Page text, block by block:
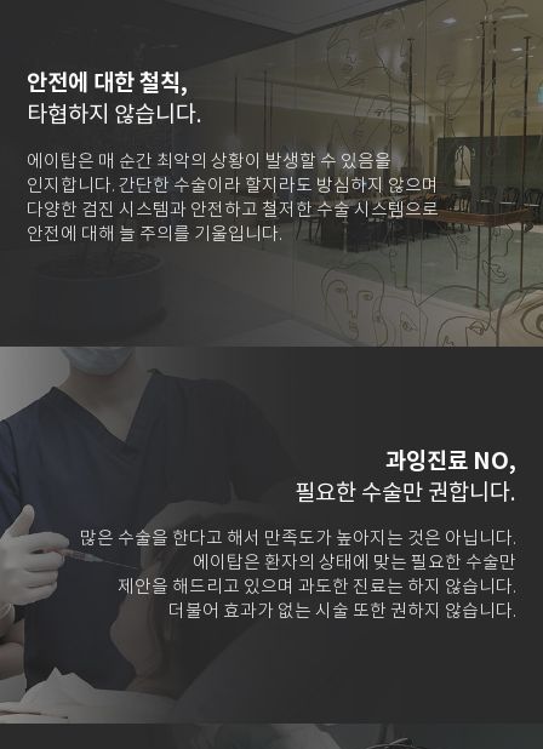
안전에 대한 철칙,
타협하지 않습니다.
에이탑은 매 순간 최악의 상황이 발생할 수 있음을
인지합니다. 간단한 수술이라 할지라도 방심하지 않으며
다양한 검진 시스템과 안전하고 철저한 수술 시스템으로
안전에 대해 늘 주의를 기울입니다.
과잉진료 NO,
필요한 수술만 권합니다.
많은 수술을 한다고 해서 만족도가 높아지는 것은 아닙니다.
에이탑은 환자의 상태에 맞는 필요한 수술만
제안을 해드리고 있으며 과도한 진료는 하지 않습니다.
더불어 효과가 없는 시술 또한 권하지 않습니다.